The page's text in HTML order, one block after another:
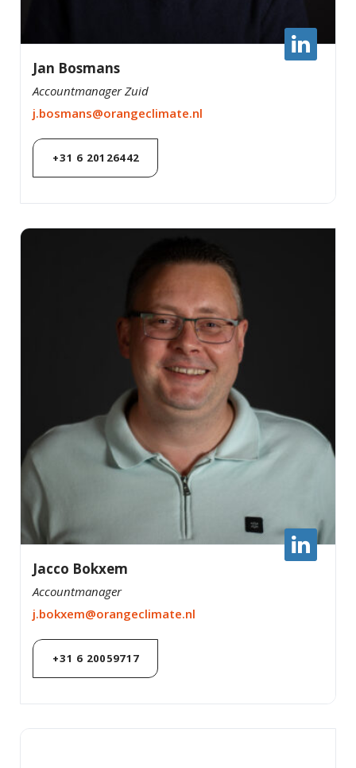
Jan Bosmans
Accountmanager Zuid
j.bosmans@orangeclimate.nl
+31 6 20126442
Jacco Bokxem
Accountmanager
j.bokxem@orangeclimate.nl
+31 6 20059717